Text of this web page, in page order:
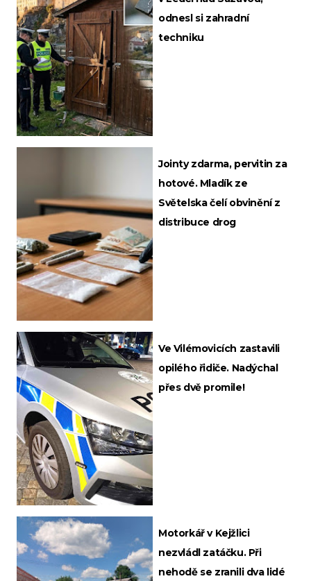
odnesl si zahradní
techniku
Jointy zdarma, pervitin za
hotové. Mladík ze
Světelska čelí obvinění z
distribuce drog
Ve Vilémovicích zastavili
opilého řidiče. Nadýchal
přes dvě promile!
Motorkář v Kejžlici
nezvládl zatáčku. Při
nehodě se zranili dva lidé